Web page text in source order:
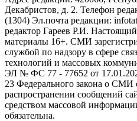
Декабристов, д. 2. Телефон
(1304) Эл.почта редакции:
редактор Гареев Р.И.
материалы 16+. СМИ
службой по надзору в сфере
технологий и массовых
ЭЛ № ФС 77 - 77652 от
23 Федерального закона о СМИ
распространении сообщений
средством массовой
обязательна.